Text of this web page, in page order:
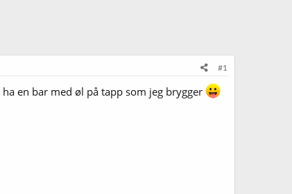
#1
en bar med øl på tapp som jeg brygger